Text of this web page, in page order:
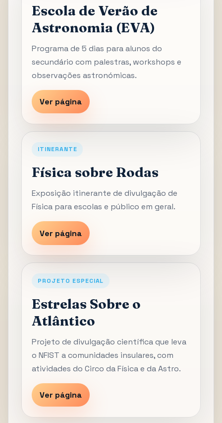
Escola de Verão de
Astronomia (EVA)
Programa de 5 dias para alunos do
secundário com palestras, workshops e
observações astronómicas.
Ver página
ITINERANTE
Física sobre Rodas
Exposição itinerante de divulgação de
Física para escolas e público em geral.
Ver página
PROJETO ESPECIAL
Estrelas Sobre o
Atlântico
Projeto de divulgação científica que leva
o NFIST a comunidades insulares, com
atividades do Circo da Física e da Astro.
Ver página